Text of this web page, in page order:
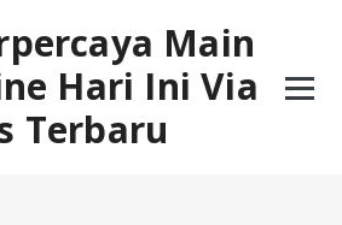
Main
Hari Ini Via
Terbaru